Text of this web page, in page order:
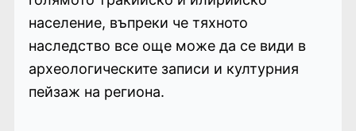
население, въпреки че тяхното
наследство все още може да се види в
археологическите записи и културния
пейзаж на региона.